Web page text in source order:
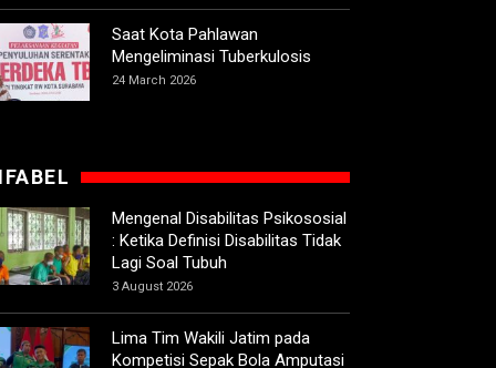
Saat Kota Pahlawan
Mengeliminasi Tuberkulosis
24 March 2026
Mengenal Disabilitas Psikososial
: Ketika Definisi Disabilitas Tidak
Lagi Soal Tubuh
3 August 2026
Lima Tim Wakili Jatim pada
Kompetisi Sepak Bola Amputasi